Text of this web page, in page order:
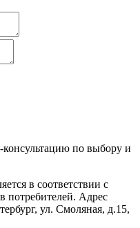
по выбору и
в соответствии с
потребителей. Адрес
ул. Смоляная, д.15,